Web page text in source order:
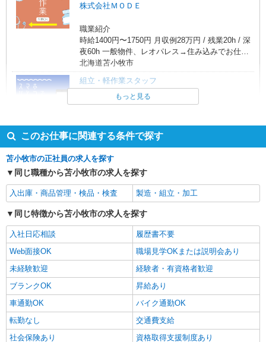
株式会社ＭＯＤＥ
職業紹介
時給1400円〜1750円 月収例28万円 / 残業20h / 深
夜60h 一般物件、レオパレス→住み込みでお仕事
可能★☆ 綺麗な1R、1Kをご用意☆
北海道苫小牧市
組立・軽作業スタッフ
株式会社ＭＯＤＥ
月給26万円〜32.2万円 月収例32.2万円 / 残業20h /
深夜50h 一般物件、レオパレス→住み込みでお仕
事可能★☆ 綺麗な1R、1Kをご用意☆
北海道苫小牧市
組立・軽作業スタッフ
株式会社ＭＯＤＥ
職業紹介
月給24.3万円〜31.5万円 月収例31.5万円 / 残業7h
/ 深夜20h / その他手当含む 一般物件、レオパレス
→住み込みでお仕事可能★☆ 綺麗な1R、1Kをご
用意☆
組立・軽作業スタッフ
株式会社ＭＯＤＥ
時給1400円〜1750円 月収例30万円 / 残業30h /休
出8h 一般物件、レオパレス→住み込みでお仕事可
能★☆ 綺麗な1R、1Kをご用意☆
もっと見る
このお仕事に関連する条件で探す
苫小牧市の正社員の求人を探す
同じ職種から苫小牧市の求人を探す
入出庫・商品管理・検品・検査 製造・組立・加工
同じ特徴から苫小牧市の求人を探す
入社日応相談
履歴書不要
Web面接OK
職場見学OKまたは説明会あり
未経験歓迎
経験者・有資格者歓迎
ブランクOK
昇給あり
車通勤OK
バイク通勤OK
転勤なし
交通費支給
社会保険あり
資格取得支援制度あり